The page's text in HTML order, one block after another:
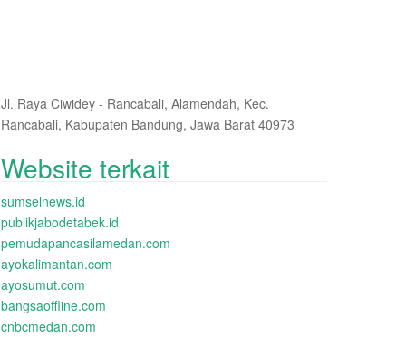
Jl. Raya Ciwidey - Rancabali, Alamendah, Kec.
Rancabali, Kabupaten Bandung, Jawa Barat 40973
Website terkait
sumselnews.id
publikjabodetabek.id
pemudapancasilamedan.com
ayokalimantan.com
ayosumut.com
bangsaoffline.com
cnbcmedan.com